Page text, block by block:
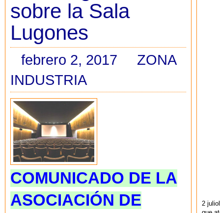
sobre la Sala
Lugones
febrero 2, 2017
ZONA
INDUSTRIA
COMUNICADO DE LA
ASOCIACIÓN DE
2